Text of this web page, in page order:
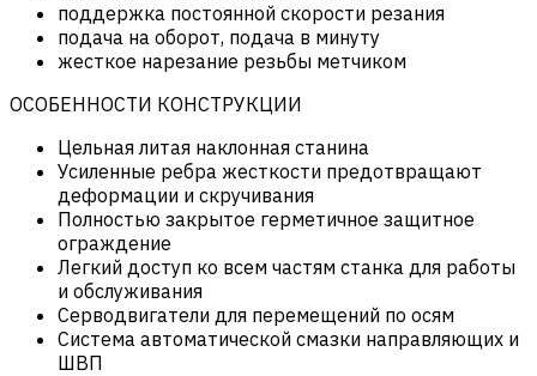
поддержка постоянной скорости резания
подача на оборот, подача в минуту
жесткое нарезание резьбы метчиком
ОСОБЕННОСТИ КОНСТРУКЦИИ
Цельная литая наклонная станина
Усиленные ребра жесткости предотвращают
деформации и скручивания
Полностью закрытое герметичное защитное
ограждение
Легкий доступ ко всем частям станка для работы
и обслуживания
Серводвигатели для перемещений по осям
Система автоматической смазки направляющих и
ШВП